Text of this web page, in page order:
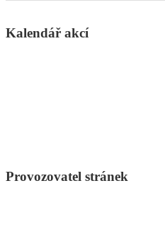
Kalendář akcí
Provozovatel stránek